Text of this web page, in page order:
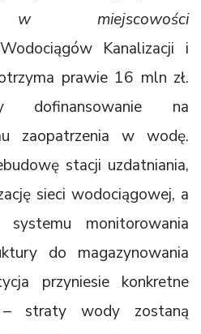
w miejscowości
Kanalizacji i
prawie 16 mln zł.
dofinansowanie na
zaopatrzenia w wodę.
stacji uzdatniania,
sieci wodociągowej, a
monitorowania
do magazynowania
przyniesie konkretne
– straty wody zostaną